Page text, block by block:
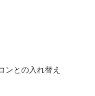
ンとの入れ替え